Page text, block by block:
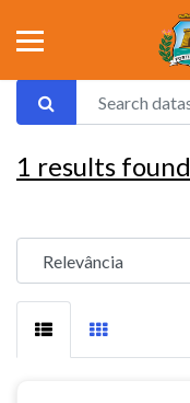
1 results found